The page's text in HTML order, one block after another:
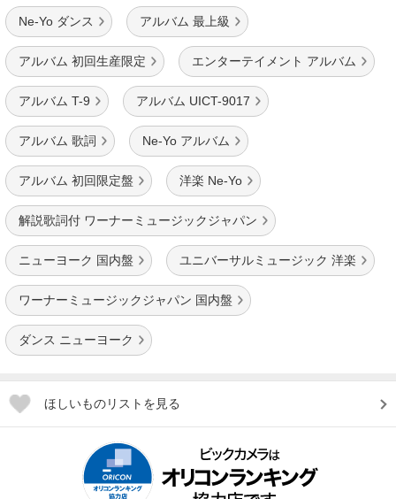
Ne-Yo ダンス アルバム 最上級
アルバム 初回生産限定 エンターテイメント アルバム
アルバム T-9 アルバム UICT-9017
アルバム 歌詞 Ne-Yo アルバム
アルバム 初回限定盤 洋楽 Ne-Yo
解説歌詞付 ワーナーミュージックジャパン
ニューヨーク 国内盤 ユニバーサルミュージック 洋楽
ワーナーミュージックジャパン 国内盤
ダンス ニューヨーク
ほしいものリストを見る